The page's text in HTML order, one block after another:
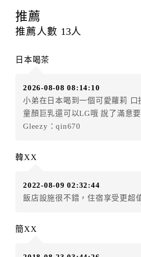
提出申辦不得異動訂單。
每筆訂單異動限定
辦理取消退款。
房者應補足差額。（限原訂飯店）
房者不得要求退其差額。（限原訂
五、保留住宿權益(保留住房)
．訂房者因故辦理訂單異動，本飯
．訂房者使用「保留住宿金額」時
件放棄訂單（住宿權益）。 （限原
．每筆訂單異動限定乙次，限原訂
．訂單異動後，訂單費用總計大於
推薦
推薦人數 13人
日本喝茶
2026-08-08 08:14:10
小弟在日本喝到一個可愛蘿莉 口
童顏巨乳還可以LG哦 說了滿意
Gleezy：qin670
韓XX
2022-08-09 02:32:44
飯店設施很不錯，住宿享受更超
簡XX